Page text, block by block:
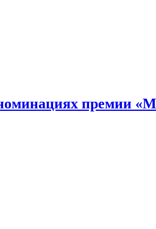
премии